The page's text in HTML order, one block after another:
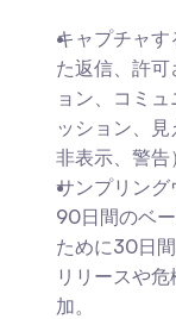
キャプチャ
た返信、許
ョン、コミ
ッション、見
非表示、警告
サンプリング
90日間のベ
ために30日
リリースや
加。